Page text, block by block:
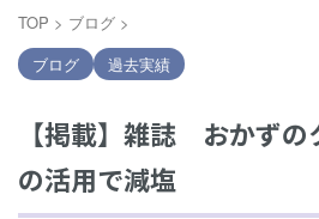
TOP > ブログ >
ブログ
過去実績
【掲載】雑誌 おかず
の活用で減塩